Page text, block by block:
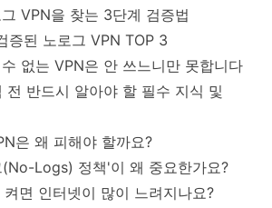
VPN을 찾는 3단계 검증법
된 노로그 VPN TOP 3
없는 VPN은 안 쓰느니만 못합니다
전 반드시 알아야 할 필수 지식 및
은 왜 피해야 할까요?
Logs) 정책'이 왜 중요한가요?
면 인터넷이 많이 느려지나요?